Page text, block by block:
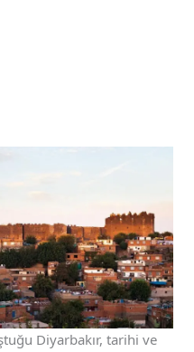
Diyarbakır, tarihi ve